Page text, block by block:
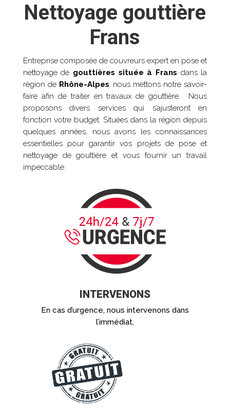
Nettoyage gouttière
Frans
Entreprise composée de couvreurs expert en pose et
nettoyage de gouttières située à Frans dans la
région de Rhône-Alpes, nous mettons notre savoir-
faire afin de traiter en travaux de gouttière. Nous
proposons divers services qui s’ajusteront en
fonction votre budget. Situées dans la région depuis
quelques années, nous avons les connaissances
essentielles pour garantir vos projets de pose et
nettoyage de gouttière et vous fournir un travail
impeccable.
INTERVENONS
En cas d’urgence, nous intervenons dans
l’immédiat,